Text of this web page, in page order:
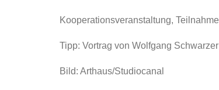
Kooperationsveranstaltung,
Tipp: Vortrag von Wolfgang
Bild: Arthaus/Studiocanal